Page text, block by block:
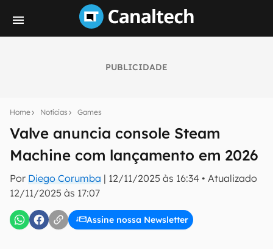
PUBLICIDADE
Home Notícias Games
Valve anuncia console Steam
Machine com lançamento em 2026
Por Diego Corumba | 12/11/2025 às 16:34 • Atualizado
12/11/2025 às 17:07
Assine nossa Newsletter
notícias e reviews sobre tecnologia em primeira
mão.
E-mail